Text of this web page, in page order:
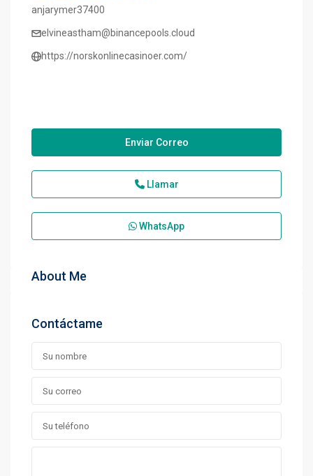
anjarymer37400
elvineastham@binancepools.cloud
https://norskonlinecasinoer.com/
Enviar Correo
Llamar
WhatsApp
About Me
Contáctame